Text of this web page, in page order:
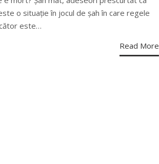
o situație în jocul de șah în care regele
este…
Read More